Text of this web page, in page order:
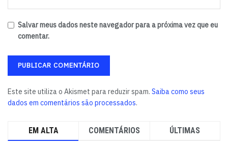
Marques, reforçando a diversidade de segmentos
representados.
por dia, sobretudo C-levels, líderes empresariais,
investidores e formadores de opinião, o Summit de
de convergência entre lideranças e impulsionador do
ambiente de negócios no estado. O evento é realizado
Zum Brazil Eventos.
Salvar meus dados neste navegador para a próxima vez que eu
comentar.
Este site utiliza o Akismet para reduzir spam. Saiba como seus
dados em comentários são processados.
EM ALTA COMENTÁRIOS ÚLTIMAS